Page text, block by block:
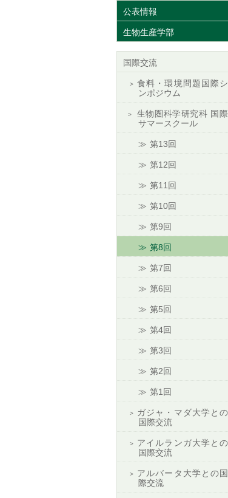
公表情報
生物生産学部
国際交流
食料・環境問題国際シ
ンポジウム
生物圏科学研究科 国際
サマースクール
第13回
第12回
第11回
第10回
第9回
第8回
第7回
第6回
第5回
第4回
第3回
第2回
第1回
ガジャ・マダ大学との
国際交流
アイルランガ大学との
国際交流
アルバータ大学との国
際交流